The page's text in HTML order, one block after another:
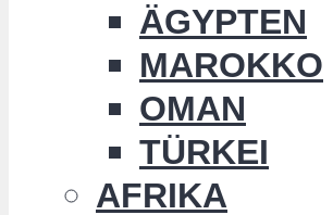
ÄGYPTEN
MAROKKO
OMAN
TÜRKEI
AFRIKA